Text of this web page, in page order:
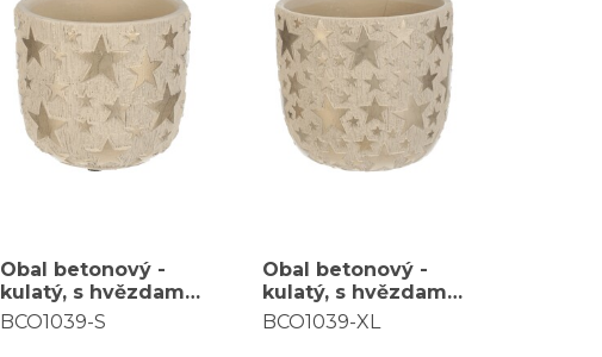
Obal betonový -
kulatý, s hvězdami,
vel. S, krémovo-
BCO1039-S
Obal betonový -
kulatý, s hvězdami,
vel. XL, krémovo-
BCO1039-XL